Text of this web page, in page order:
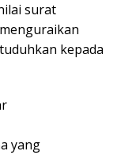
surat
kepada
yang